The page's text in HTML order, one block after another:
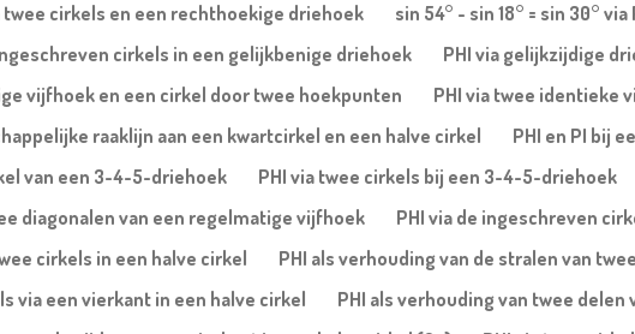
twee cirkels en een rechthoekige driehoek
sin 54° - sin 18° = sin 30° via
cirkels in een gelijkbenige driehoek
PHI via gelijkzijdige
vijfhoek en een cirkel door twee hoekpunten
PHI via twee identieke
raaklijn aan een kwartcirkel en een halve cirkel
PHI en PI bij
van een 3-4-5-driehoek
PHI via twee cirkels bij een 3-4-5-driehoek
diagonalen van een regelmatige vijfhoek
PHI via de ingeschreven
cirkels in een halve cirkel
PHI als verhouding van de stralen van
via een vierkant in een halve cirkel
PHI als verhouding van twee